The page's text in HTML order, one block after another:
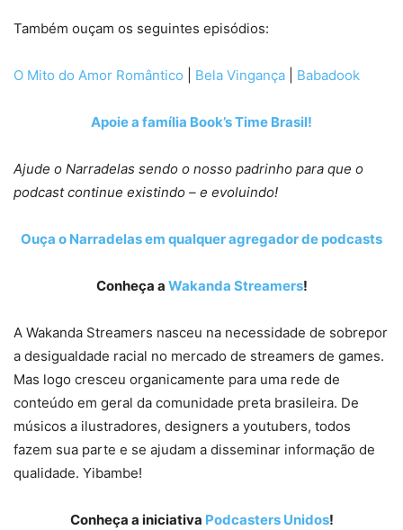
Também ouçam os seguintes episódios:
O Mito do Amor Romântico Bela Vingança Babadook
Apoie a família Book’s Time Brasil!
Ajude o Narradelas sendo o nosso padrinho para que o
podcast continue existindo – e evoluindo!
Ouça o Narradelas em qualquer agregador de podcasts
Conheça a Wakanda Streamers!
A Wakanda Streamers nasceu na necessidade de sobrepor
a desigualdade racial no mercado de streamers de games.
Mas logo cresceu organicamente para uma rede de
conteúdo em geral da comunidade preta brasileira. De
músicos a ilustradores, designers a youtubers, todos
fazem sua parte e se ajudam a disseminar informação de
qualidade. Yibambe!
Conheça a iniciativa Podcasters Unidos!